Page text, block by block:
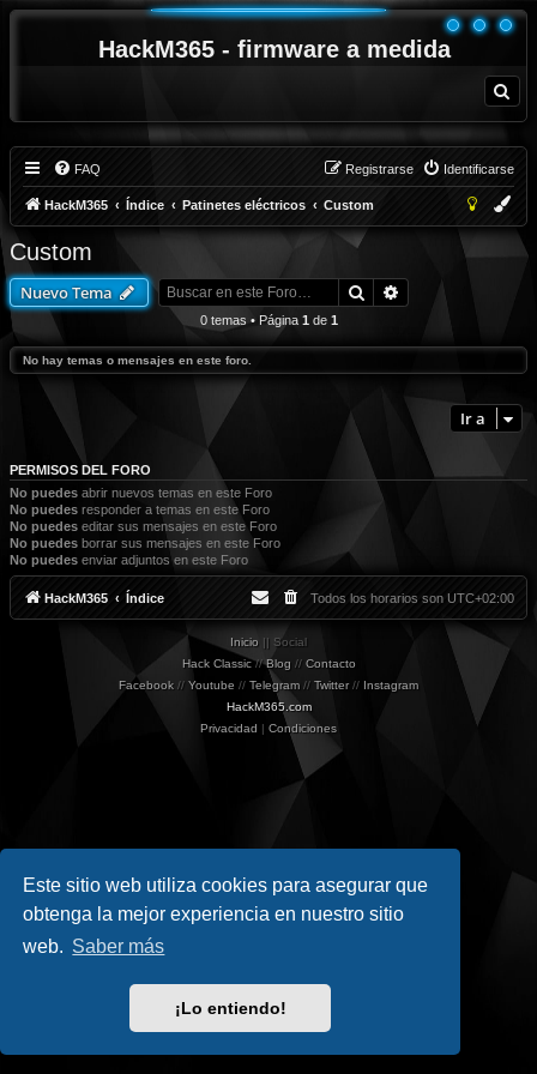
Este sitio web utiliza cookies para asegurar que
obtenga la mejor experiencia en nuestro sitio
web. Saber más
¡Lo entiendo!
HackM365 - firmware a medida
u
FAQ Identificarse
Registrarse
HackM365 Índice Patinetes eléctricos Custom
Custom
Nuevo Tema Buscar
0 temas • Página 1 de 1
No hay temas o mensajes en este foro.
Ir a
PERMISOS DEL FORO
No puedes abrir nuevos temas en este Foro
No puedes responder a temas en este Foro
No puedes editar sus mensajes en este Foro
No puedes borrar sus mensajes en este Foro
No puedes enviar adjuntos en este Foro
HackM365 Índice Todos los horarios son UTC+02:00
Inicio || Social
Hack Classic//Blog // Contacto
Facebook // Youtube // Telegram // Twitter// Instagram
HackM365.com
Privacidad | Condiciones